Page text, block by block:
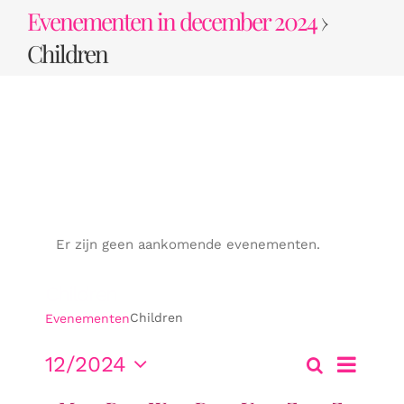
inhoud
Evenementen in december 2024›
Children
Er zijn geen aankomende evenementen.
EvenementenChildren
ZoekenMaand
12/2024